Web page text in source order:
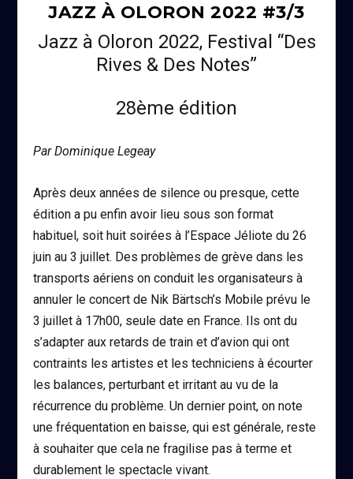
JAZZ À OLORON 2022 #3/3
Jazz à Oloron 2022, Festival “Des
Rives & Des Notes”
28ème édition
Par Dominique Legeay
Après deux années de silence ou presque, cette
édition a pu enfin avoir lieu sous son format
habituel, soit huit soirées à l’Espace Jéliote du 26
juin au 3 juillet. Des problèmes de grève dans les
transports aériens on conduit les organisateurs à
annuler le concert de Nik Bärtsch’s Mobile prévu le
3 juillet à 17h00, seule date en France. Ils ont du
s’adapter aux retards de train et d’avion qui ont
contraints les artistes et les techniciens à écourter
les balances, perturbant et irritant au vu de la
récurrence du problème. Un dernier point, on note
une fréquentation en baisse, qui est générale, reste
à souhaiter que cela ne fragilise pas à terme et
durablement le spectacle vivant.